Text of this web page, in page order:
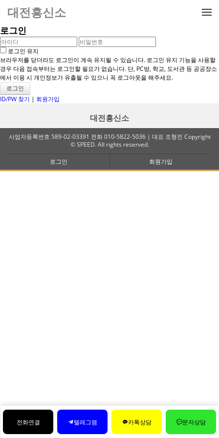
대전흥신소
로그인
로그인 유지
브라우저를 닫더라도 로그인이 계속 유지될 수 있습니다. 로그인 유지 기능을 사용할
경우 다음 접속부터는 로그인할 필요가 없습니다. 단, PC방, 학교, 도서관 등 공공장소
에서 이용 시 개인정보가 유출될 수 있으니 꼭 로그아웃을 해주세요.
ID/PW 찾기 | 회원가입
대전흥신소
사업자등록번호 589-02-03391 전화 010-5822-5036 | 대표 조형진 Copyright
© SPEED. All rights reserved.
로그인 회원가입
전화연결 텔레그램 카톡상담 문자상담